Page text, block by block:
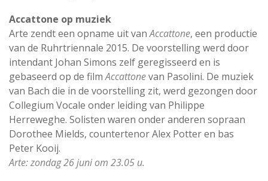
Accattone op muziek
Arte zendt een opname uit vanAccattone, een productie
van de Ruhrtriennale 2015. De voorstelling werd door
intendant Johan Simons zelf geregisseerd en is
gebaseerd op de filmAccattonevan Pasolini. De muziek
van Bach die in de voorstelling zit, werd gezongen door
Collegium Vocale onder leiding van Philippe
Herreweghe. Solisten waren onder anderen sopraan
Dorothee Mields, countertenor Alex Potter en bas
Peter Kooij.
Arte: zondag 26 juni om 23.05 u.